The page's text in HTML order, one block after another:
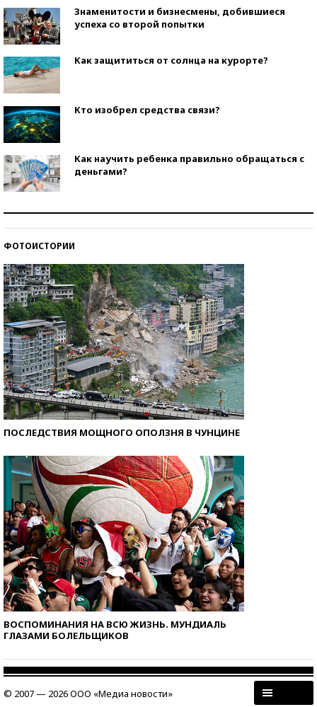
Знаменитости и бизнесмены, добившиеся
успеха со второй попытки
Как защититься от солнца на курорте?
Кто изобрел средства связи?
Как научить ребенка правильно обращаться с
деньгами?
ФОТОИСТОРИИ
ПОСЛЕДСТВИЯ МОЩНОГО ОПОЛЗНЯ В ЧУНЦИНЕ
ВОСПОМИНАНИЯ НА ВСЮ ЖИЗНЬ. МУНДИАЛЬ
ГЛАЗАМИ БОЛЕЛЬЩИКОВ
© 2007 — 2026 ООО «Медиа новости»